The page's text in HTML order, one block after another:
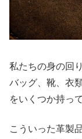
私たちの身の回
バッグ、靴、衣
をいくつか持っ
こういった革製